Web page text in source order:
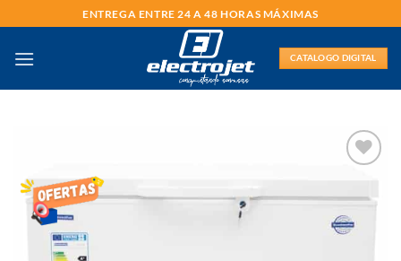
al
contenido
ENTREGA ENTRE 24 A 48 HORAS MÁXIMAS
CATALOGO DIGITAL
LISTA
DE